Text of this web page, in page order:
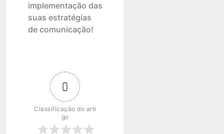
implementação das
suas estratégias
de comunicação!
0
Classificação do arti
go